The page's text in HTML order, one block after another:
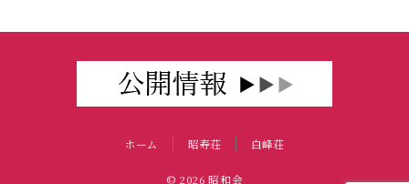
ホーム 昭寿荘 白峰荘
© 2026昭和会